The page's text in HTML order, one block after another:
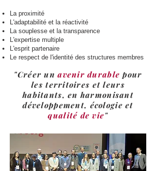
La proximité
L'adaptabilité et la réactivité
La souplesse et la transparence
L'expertise multiple
L'esprit partenaire
Le respect de l'identité des structures membres
"Créer unavenir durable pour
les territoires et leurs
habitants, en harmonisant
développement, écologie et
qualité de vie"